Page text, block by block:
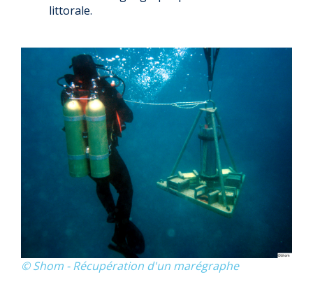
littorale.
© Shom - Récupération d'un marégraphe